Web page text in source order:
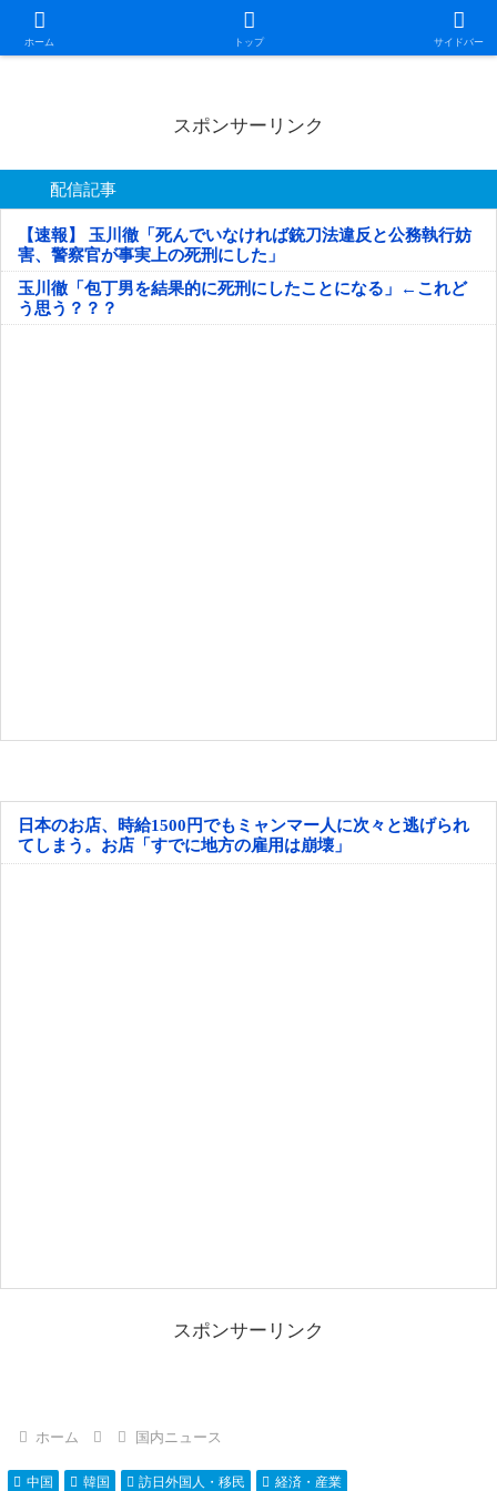
ホーム トップ サイドバー
日本第一！ニュース録
スポンサーリンク
配信記事
【速報】 玉川徹「死んでいなければ銃刀法違反と公務執行妨
害、警察官が事実上の死刑にした」
玉川徹「包丁男を結果的に死刑にしたことになる」←これど
う思う？？？
日本のお店、時給1500円でもミャンマー人に次々と逃げられ
てしまう。お店「すでに地方の雇用は崩壊」
スポンサーリンク
ホーム 国内ニュース
中国 韓国 訪日外国人・移民 経済・産業